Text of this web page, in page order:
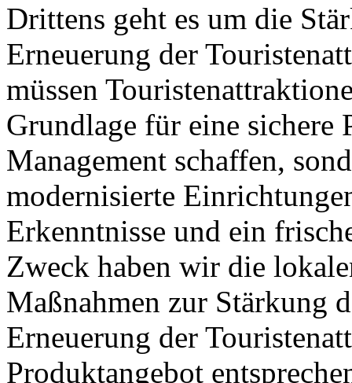
Drittens geht es um die
Erneuerung der
müssen
Grundlage für eine
Management schaffen,
modernisierte
Erkenntnisse und ein
Zweck haben wir die
Maßnahmen zur Stärkung
Erneuerung der
Produktangebot